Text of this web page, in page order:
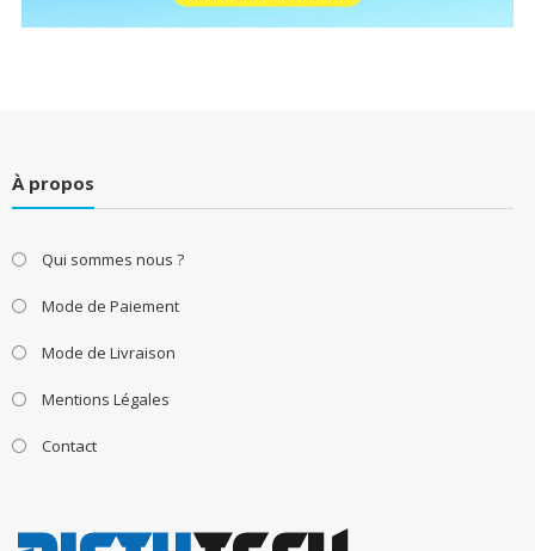
À propos
Qui sommes nous ?
Mode de Paiement
Mode de Livraison
Mentions Légales
Contact